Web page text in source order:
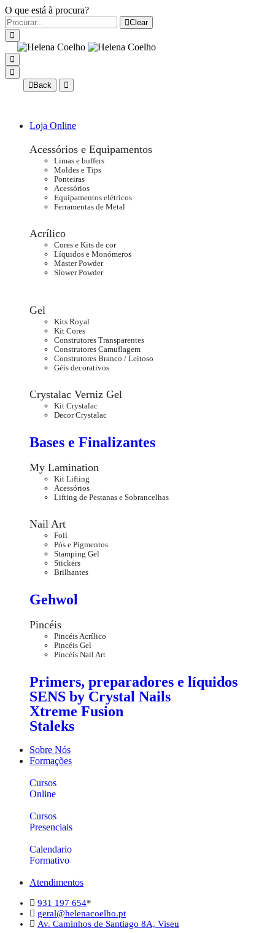
O que está à procura?
Clear
Back
Loja Online
Acessórios e Equipamentos
Limas e buffers
Moldes e Tips
Ponteiras
Acessórios
Equipamentos elétricos
Ferramentas de Metal
Acrílico
Cores e Kits de cor
Líquidos e Monómeros
Master Powder
Slower Powder
Gel
Kits Royal
Kit Cores
Construtores Transparentes
Construtores Camuflagem
Construtores Branco / Leitoso
Géis decorativos
Crystalac Verniz Gel
Kit Crystalac
Decor Crystalac
Bases e Finalizantes
My Lamination
Kit Lifting
Acessórios
Lifting de Pestanas e Sobrancelhas
Nail Art
Foil
Pós e Pigmentos
Stamping Gel
Stickers
Brilhantes
Gehwol
Pincéis
Pincéis Acrílico
Pincéis Gel
Pincéis Nail Art
Primers, preparadores e líquidos
SENS by Crystal Nails
Xtreme Fusion
Staleks
Sobre Nós
Formações
Cursos
Online
Cursos
Presenciais
Calendario
Formativo
Atendimentos
931 197 654*
geral@helenacoelho.pt
Av. Caminhos de Santiago 8A, Viseu